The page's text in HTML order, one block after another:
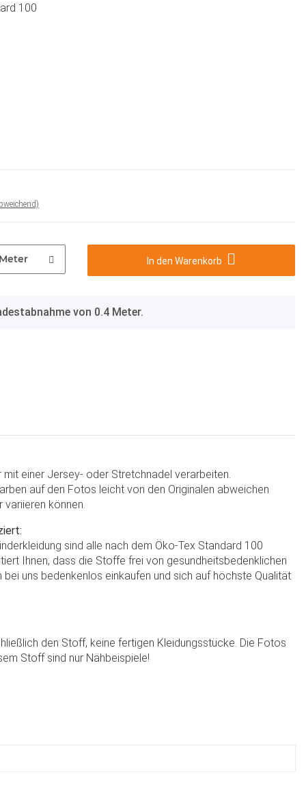
100
In den Warenkorb
von 0.4 Meter.
einer Jersey- oder Stretchnadel verarbeiten.
auf den Fotos leicht von den Originalen abweichen
können.
sind alle nach dem Öko-Tex Standard 100
Ihnen, dass die Stoffe frei von gesundheitsbedenklichen
uns bedenkenlos einkaufen und sich auf höchste Qualität
den Stoff, keine fertigen Kleidungsstücke. Die Fotos
Stoff sind nur Nähbeispiele!